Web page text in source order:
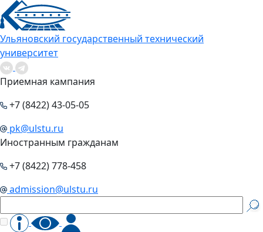
Ульяновский государственный технический
университет
Приемная кампания
+7 (8422) 43-05-05
pk@ulstu.ru
Иностранным гражданам
+7 (8422) 778-458
admission@ulstu.ru